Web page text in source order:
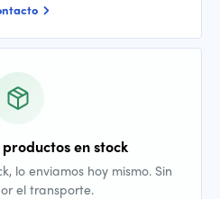
en stock
lo enviamos hoy mismo. Sin
el transporte.